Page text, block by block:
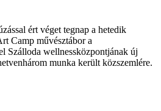
ért véget tegnap a hetedik
Camp művésztábor a
Szálloda wellnessközpontjának új
munka került közszemlére.